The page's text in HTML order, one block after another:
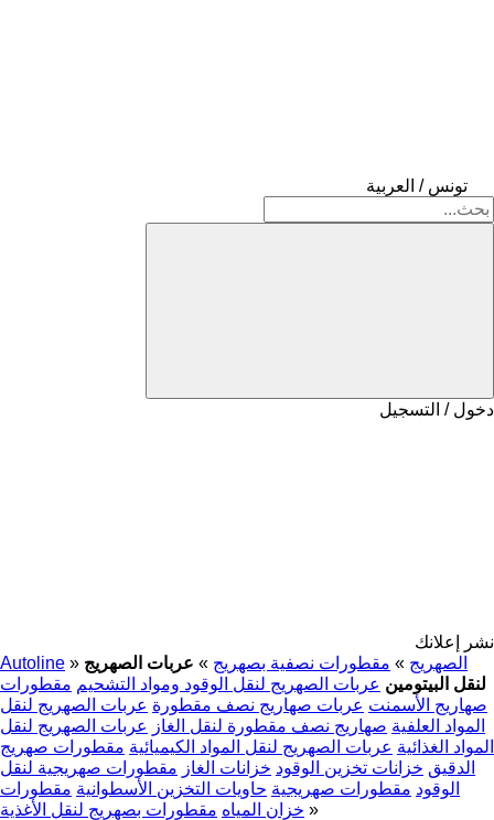
تونس / العربية
دخول / التسجيل
نشر إعلانك
Autoline » الصهريج » مقطورات نصفية بصهريج » عربات الصهريج
لنقل البيتومين عربات الصهريج لنقل الوقود ومواد التشحيم مقطورات
صهاريج الأسمنت عربات صهاريج نصف مقطورة عربات الصهريج لنقل
المواد العلفية صهاريج نصف مقطورة لنقل الغاز عربات الصهريج لنقل
المواد الغذائية عربات الصهريج لنقل المواد الكيميائية مقطورات صهريج
الدقيق خزانات تخزين الوقود خزانات الغاز مقطورات صهريجية لنقل
الوقود مقطورات صهريجية حاويات التخزين الأسطوانية مقطورات
خزان المياه مقطورات بصهريج لنقل الأغذية »